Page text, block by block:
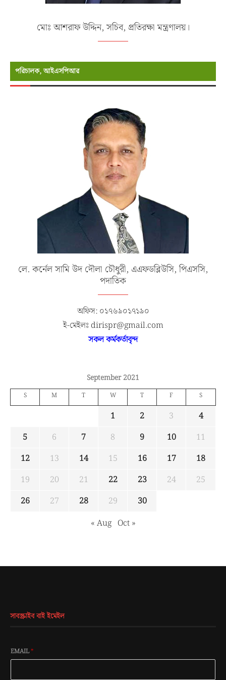
মোঃ আশরাফ উদ্দিন, সচিব, প্রতিরক্ষা মন্ত্রণালয়।
পরিচালক, আইএসপিআর
লে. কর্নেল সামি উদ দৌলা চৌধুরী, এএফডব্লিউসি, পিএসসি,
পদাতিক
অফিস: ০১৭৬৯০১৭১৯০
ই-মেইলঃ dirispr@gmail.com
সকল কর্মকর্তাবৃন্দ
September 2021
S M T W T F S
1 2 3
4
5
6 7 8 9 10
11
12
13 14 15 16 17
18
19
20 21 22 23 24
25
26
27 28 29
30
« Aug Oct »
সাবস্ক্রাইব বাই ইমেইল
EMAIL*